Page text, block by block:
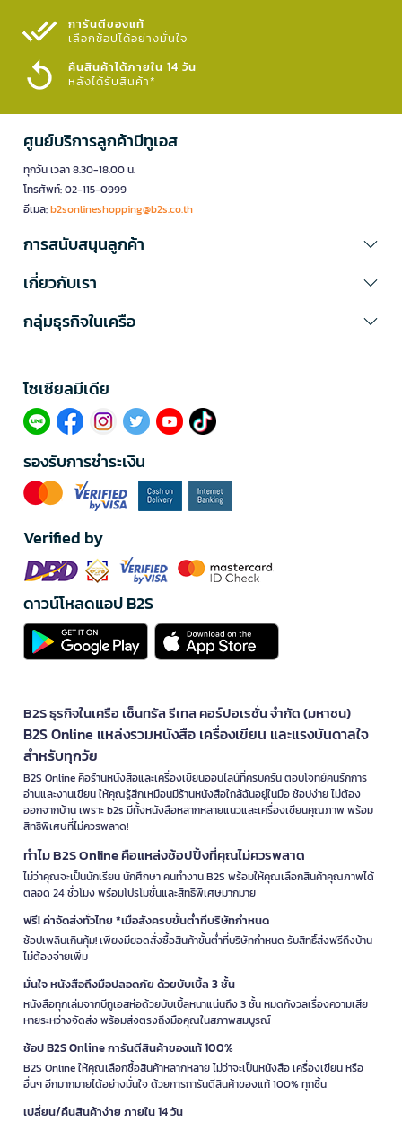
การันตีของแท้
เลือกช้อปได้อย่างมั่นใจ​
คืนสินค้าได้ภายใน 14 วัน
หลังได้รับสินค้า*
ศูนย์บริการลูกค้าบีทูเอส
ทุกวัน เวลา 8.30-18.00 น.
โทรศัพท์: 02-115-0999
อีเมล:b2sonlineshopping@b2s.co.th
การสนับสนุนลูกค้า
เกี่ยวกับเรา
กลุ่มธุรกิจในเครือ
โซเซียลมีเดีย​
รองรับการชำระเงิน
Verified by
ดาวน์โหลดแอป B2S
B2S ธุรกิจในเครือ เซ็นทรัล รีเทล คอร์ปอเรชั่น จำกัด (มหาชน)
B2S Online แหล่งรวมหนังสือ เครื่องเขียน และแรงบันดาลใจ
สำหรับทุกวัย
B2S Online คือร้านหนังสือและเครื่องเขียนออนไลน์ที่ครบครัน ตอบโจทย์คนรักการ
อ่านและงานเขียน ให้คุณรู้สึกเหมือนมีร้านหนังสือใกล้ฉันอยู่ในมือ ช้อปง่าย ไม่ต้อง
ออกจากบ้าน เพราะ b2s มีทั้งหนังสือหลากหลายแนวและเครื่องเขียนคุณภาพ พร้อม
สิทธิพิเศษที่ไม่ควรพลาด!
ทำไม B2S Online คือแหล่งช้อปปิ้งที่คุณไม่ควรพลาด
ไม่ว่าคุณจะเป็นนักเรียน นักศึกษา คนทำงาน B2S พร้อมให้คุณเลือกสินค้าคุณภาพได้
ตลอด 24 ชั่วโมง พร้อมโปรโมชั่นและสิทธิพิเศษมากมาย
ฟรี! ค่าจัดส่งทั่วไทย *เมื่อสั่งครบขั้นต่ำที่บริษัทกำหนด
ช้อปเพลินเกินคุ้ม! เพียงมียอดสั่งซื้อสินค้าขั้นต่ำที่บริษัทกำหนด รับสิทธิ์ส่งฟรีถึงบ้าน
ไม่ต้องจ่ายเพิ่ม
มั่นใจ หนังสือถึงมือปลอดภัย ด้วยบับเบิ้ล 3 ชั้น
หนังสือทุกเล่มจากบีทูเอสห่อด้วยบับเบิ้ลหนาแน่นถึง 3 ชั้น หมดกังวลเรื่องความเสีย
หายระหว่างจัดส่ง พร้อมส่งตรงถึงมือคุณในสภาพสมบูรณ์
ช้อป B2S Online การันตีสินค้าของแท้ 100%
B2S Online ให้คุณเลือกซื้อสินค้าหลากหลาย ไม่ว่าจะเป็นหนังสือ เครื่องเขียน หรือ
อื่นๆ อีกมากมายได้อย่างมั่นใจ ด้วยการการันตีสินค้าของแท้ 100% ทุกชิ้น
เปลี่ยน/คืนสินค้าง่าย ภายใน 14 วัน